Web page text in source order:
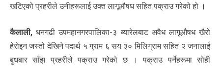
खटिएको प्रहरीले उनीहरूलाई उक्त लागूऔषध सहित पक्राउ गरेको हो ।
कैलाली, धनगढी उपमहानगरपालिका-३ ब्यारेलबाट अवैध लागूऔषध खैरो
हेरोइन जस्तो देखिने पदार्थ ५ ग्राम ६ सय ३० मिलिग्राम सहित २ जनालाई
बुधबार साँझ प्रहरीले पक्राउ गरेको छ । पक्राउ पर्नेहरूमा सोही